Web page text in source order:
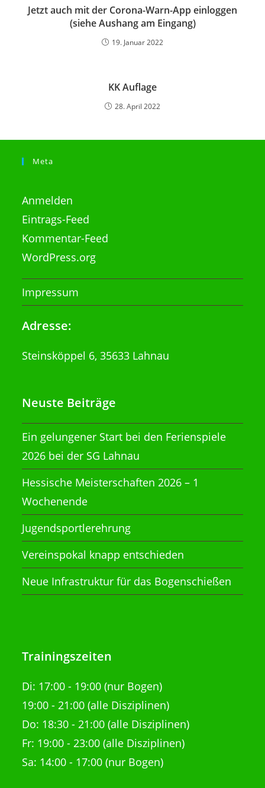
Jetzt auch mit der Corona-Warn-App einloggen
(siehe Aushang am Eingang)
19. Januar 2022
KK Auflage
28. April 2022
Meta
Anmelden
Eintrags-Feed
Kommentar-Feed
WordPress.org
Impressum
Adresse:
Steinsköppel 6, 35633 Lahnau
Neuste Beiträge
Ein gelungener Start bei den Ferienspiele
2026 bei der SG Lahnau
Hessische Meisterschaften 2026 – 1
Wochenende
Jugendsportlerehrung
Vereinspokal knapp entschieden
Neue Infrastruktur für das Bogenschießen
Trainingszeiten
Di: 17:00 - 19:00 (nur Bogen)
19:00 - 21:00 (alle Disziplinen)
Do: 18:30 - 21:00 (alle Disziplinen)
Fr: 19:00 - 23:00 (alle Disziplinen)
Sa: 14:00 - 17:00 (nur Bogen)